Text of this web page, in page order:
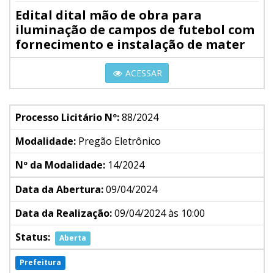
Edital dital mão de obra para
iluminação de campos de futebol com
fornecimento e instalação de mater
ACESSAR
Processo Licitário Nº:88/2024
Modalidade: Pregão Eletrônico
Nº da Modalidade: 14/2024
Data da Abertura:09/04/2024
Data da Realização:09/04/2024 às 10:00
Status:
Aberta
Prefeitura